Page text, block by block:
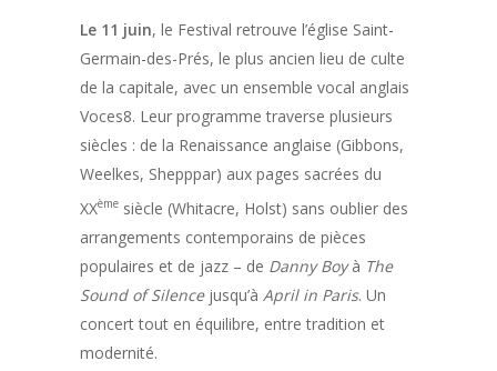
Le 11 juin, le Festival retrouve l’église Saint-
Germain-des-Prés, le plus ancien lieu de culte
de la capitale, avec un ensemble vocal anglais
Voces8. Leur programme traverse plusieurs
siècles : de la Renaissance anglaise (Gibbons,
Weelkes, Shepppar) aux pages sacrées du
XXèmesiècle (Whitacre, Holst) sans oublier des
arrangements contemporains de pièces
populaires et de jazz – de Danny Boyà The
Sound of Silencejusqu’à April in Paris. Un
concert tout en équilibre, entre tradition et
modernité.